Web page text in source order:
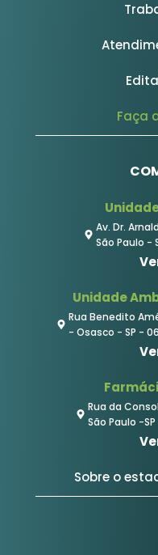
Faça
Av. Dr.
São Paulo -
Unidade
Rua Benedito
- Osasco - SP -
Rua da
São Paulo -SP
Sobre o